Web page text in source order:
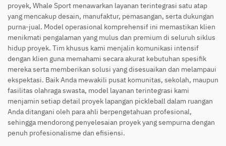
proyek, Whale Sport menawarkan layanan terintegrasi satu atap
yang mencakup desain, manufaktur, pemasangan, serta dukungan
purna-jual. Model operasional komprehensif ini memastikan klien
menikmati pengalaman yang mulus dan premium di seluruh siklus
hidup proyek. Tim khusus kami menjalin komunikasi intensif
dengan klien guna memahami secara akurat kebutuhan spesifik
mereka serta memberikan solusi yang disesuaikan dan melampaui
ekspektasi. Baik Anda mewakili pusat komunitas, sekolah, maupun
fasilitas olahraga swasta, model layanan terintegrasi kami
menjamin setiap detail proyek lapangan pickleball dalam ruangan
Anda ditangani oleh para ahli berpengetahuan profesional,
sehingga mendorong penyelesaian proyek yang sempurna dengan
penuh profesionalisme dan efisiensi.